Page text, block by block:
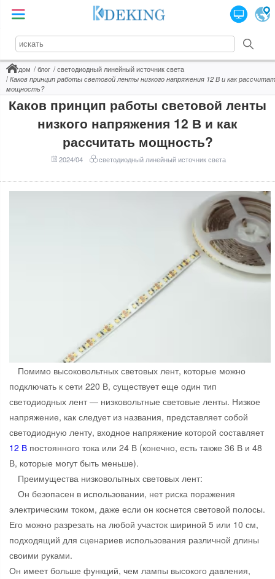
дом блог
светодиодный линейный источник света
Каков принцип работы световой ленты низкого напряжения 12 В и как
мощность?
Каков принцип работы световой ленты
низкого напряжения 12 В и как
рассчитать мощность?
2024/04 светодиодный линейный источник света
Помимо высоковольтных световых лент, которые можно
подключать к сети 220 В, существует еще один тип
светодиодных лент — низковольтные световые ленты. Низкое
напряжение, как следует из названия, представляет собой
светодиодную ленту, входное напряжение которой составляет
12 В постоянного тока или 24 В (конечно, есть также 36 В и 48
В, которые могут быть меньше).
Преимущества низковольтных световых лент:
Он безопасен в использовании, нет риска поражения
электрическим током, даже если он коснется световой полосы.
Его можно разрезать на любой участок шириной 5 или 10 см,
подходящий для сценариев использования различной длины
своими руками.
Он имеет больше функций, чем лампы высокого давления,